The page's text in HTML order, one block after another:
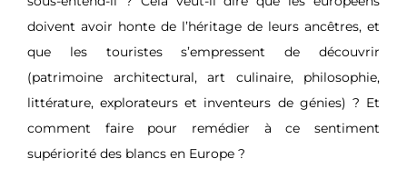
doivent avoir honte de l’héritage de leurs ancêtres, et
que les touristes s’empressent de découvrir
(patrimoine architectural, art culinaire, philosophie,
littérature, explorateurs et inventeurs de génies) ? Et
comment faire pour remédier à ce sentiment
supériorité des blancs en Europe ?